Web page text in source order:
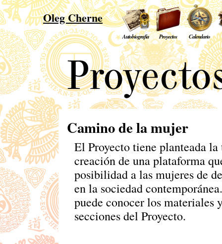
Oleg Cherne
Autobiografía Proyectos Calendario
Camino de la mujer
El Proyecto tiene planteada la
creación de una plataforma
posibilidad a las mujeres de
en la sociedad
puede conocer los materiales
secciones del Proyecto.